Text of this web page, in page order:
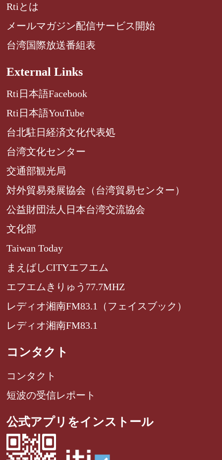
Rtiとは
メールマガジン配信サービス開始
台湾国際放送番組表
External Links
Rti日本語Facebook
Rti日本語YouTube
台北駐日経済文化代表処
台湾文化センター
交通部観光局
対外貿易発展協会（台湾貿易センター）
公益財団法人日本台湾交流協会
文化部
Taiwan Today
まえばしCITYエフエム
エフエムきりゅう77.7MHZ
レディオ湘南FM83.1（フェイスブック）
レディオ湘南FM83.1
コンタクト
コンタクト
短波の受信レポート
公式アプリをインストール